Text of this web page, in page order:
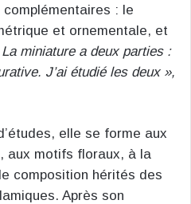
: le
et ornementale, et
miniature a deux parties :
J’ai étudié les deux »,
elle se forme aux
aux motifs floraux, à la
composition hérités des
Après son